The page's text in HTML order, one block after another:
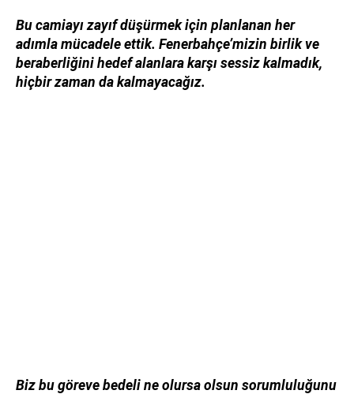
Bu camiayı zayıf düşürmek için planlanan her
adımla mücadele ettik. Fenerbahçe’mizin birlik ve
beraberliğini hedef alanlara karşı sessiz kalmadık,
hiçbir zaman da kalmayacağız.
Biz bu göreve bedeli ne olursa olsun sorumluluğunu